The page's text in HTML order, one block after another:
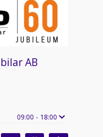
AB
09:00 - 18:00